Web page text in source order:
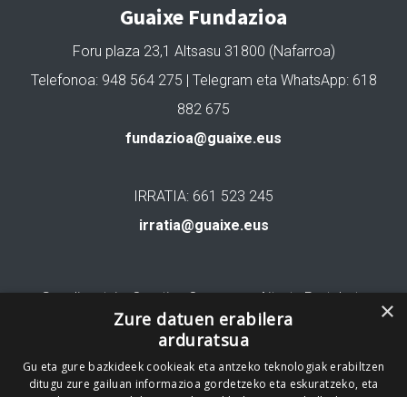
Guaixe Fundazioa
Foru plaza 23,1 Altsasu 31800 (Nafarroa)
Telefonoa: 948 564 275 | Telegram eta WhatsApp: 618
882 675
fundazioa@guaixe.eus
IRRATIA: 661 523 245
irratia@guaixe.eus
Gure lizentzia: Creative Commons Aitortu Partekatu
Codesyntaxek garatua
×
Zure datuen erabilera
arduratsua
Gu eta gure bazkideek cookieak eta antzeko teknologiak erabiltzen
ditugu zure gailuan informazioa gordetzeko eta eskuratzeko, eta